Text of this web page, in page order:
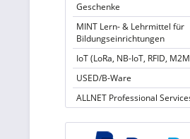
Geschenke
MINT Lern- & Lehrmittel für
Bildungseinrichtungen
IoT (LoRa, NB-IoT, RFID,
USED/B-Ware
ALLNET Professional